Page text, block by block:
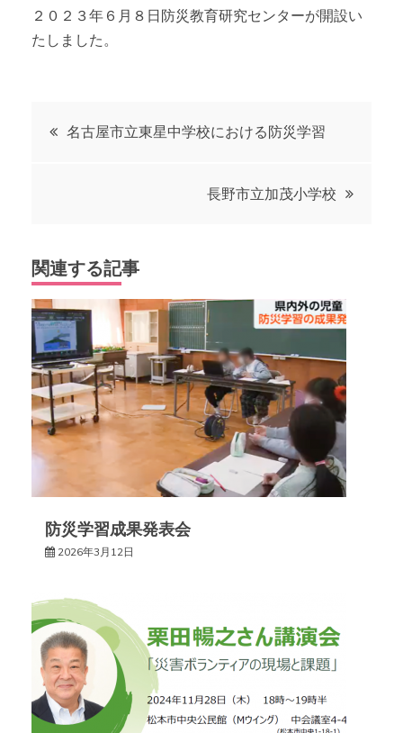
２０２３年６月８日防災教育研究センターが開設い
たしました。
投
ビ
ゲ
ー
シ
ョ
ン
名古屋市立東星中学校における防災学習
長野市立加茂小学校
関連する記事
防災学習成果発表会
2026年3月12日